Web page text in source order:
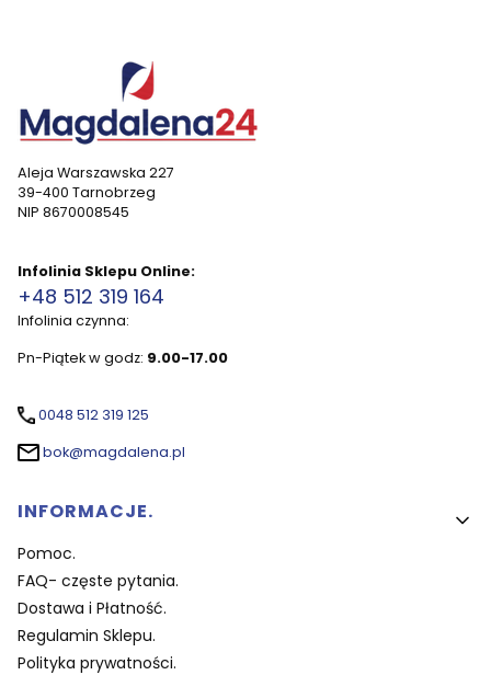
Aleja Warszawska 227
39-400 Tarnobrzeg
NIP 8670008545
Infolinia Sklepu Online:
+48 512 319 164
Infolinia czynna:
Pn-Piątek w godz: 9.00-17.00
0048 512 319 125
bok@magdalena.pl
Linki w stopce
INFORMACJE.
Pomoc.
FAQ- częste pytania.
Dostawa i Płatność.
Regulamin Sklepu.
Polityka prywatności.